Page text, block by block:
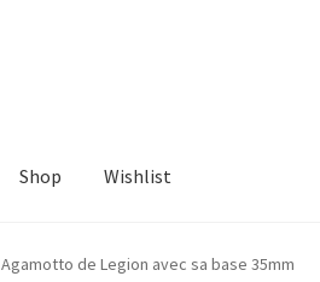
Shop Wishlist
Agamotto de Legion avec sa base 35mm